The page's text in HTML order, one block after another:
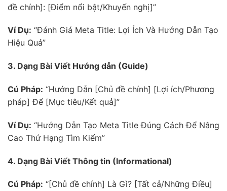
đề chính]: [Điểm nổi bật/Khuyến nghị]”
Ví Dụ: “Đánh Giá Meta Title: Lợi Ích Và Hướng Dẫn Tạo
Hiệu Quả”
3. Dạng Bài Viết Hướng dẫn (Guide)
Cú Pháp: “Hướng Dẫn [Chủ đề chính] [Lợi ích/Phương
pháp] Để [Mục tiêu/Kết quả]”
Ví Dụ: “Hướng Dẫn Tạo Meta Title Đúng Cách Để Nâng
Cao Thứ Hạng Tìm Kiếm”
4. Dạng Bài Viết Thông tin (Informational)
Cú Pháp: “[Chủ đề chính] Là Gì? [Tất cả/Những Điều]